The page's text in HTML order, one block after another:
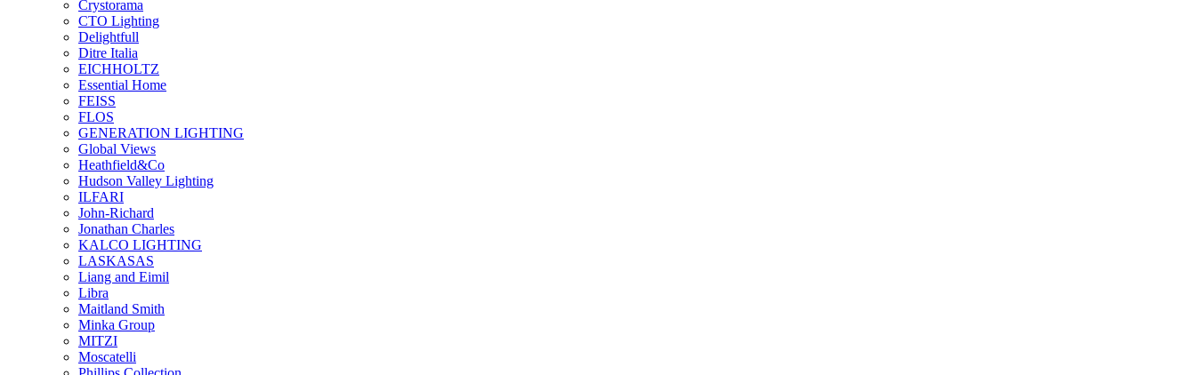
Crystorama
CTO Lighting
Delightfull
Ditre Italia
EICHHOLTZ
Essential Home
FEISS
FLOS
GENERATION LIGHTING
Global Views
Heathfield&Co
Hudson Valley Lighting
ILFARI
John-Richard
Jonathan Charles
KALCO LIGHTING
LASKASAS
Liang and Eimil
Libra
Maitland Smith
Minka Group
MITZI
Moscatelli